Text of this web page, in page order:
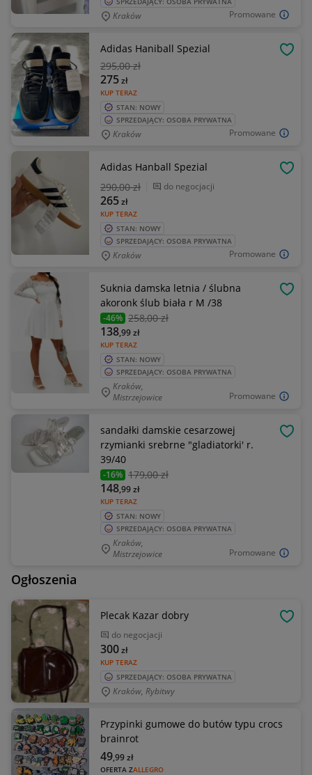
Promowane
Kraków
Promowane
Adidas Haniball Spezial
295,00 zł
KUP TERAZ
275zł
STAN: NOWY
SPRZEDAJĄCY: OSOBA PRYWATNA
Kraków
Promowane
Adidas Hanball Spezial
290,00 zł do negocjacji
KUP TERAZ
265zł
STAN: NOWY
SPRZEDAJĄCY: OSOBA PRYWATNA
Kraków
Promowane
Suknia damska letnia / ślubna
akoronk ślub biała r M /38
-46% 258,00 zł
KUP TERAZ
138,99zł
STAN: NOWY
SPRZEDAJĄCY: OSOBA PRYWATNA
Kraków,
Mistrzejowice
Promowane
sandałki damskie cesarzowej
rzymianki srebrne "gladiatorki' r.
39/40
-16% 179,00 zł
KUP TERAZ
148,99zł
STAN: NOWY
SPRZEDAJĄCY: OSOBA PRYWATNA
Kraków,
Mistrzejowice
Ogłoszenia
Plecak Kazar dobry
do negocjacji
KUP TERAZ
300zł
SPRZEDAJĄCY: OSOBA PRYWATNA
Kraków, Rybitwy
Przypinki gumowe do butów typu crocs
brainrot
OFERTA ZALLEGRO
49,99zł